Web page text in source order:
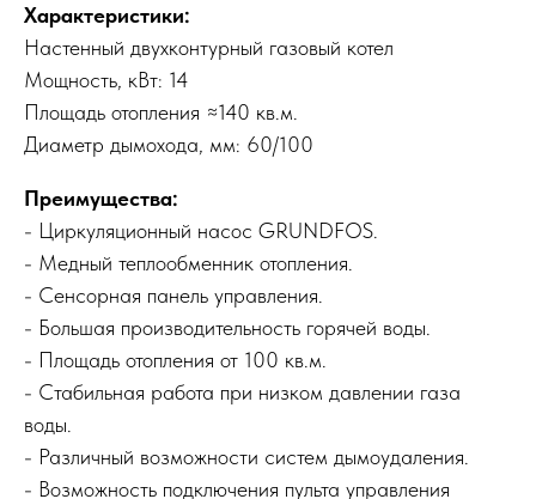
Характеристики:
Настенный двухконтурный газовый котел
Мощность, кВт: 14
Площадь отопления ≈140 кв.м.
Диаметр дымохода, мм: 60/100
Преимущества:
- Циркуляционный насос GRUNDFOS.
- Медный теплообменник отопления.
- Сенсорная панель управления.
- Большая производительность горячей воды.
- Площадь отопления от 100 кв.м.
- Стабильная работа при низком давлении газа
воды.
- Различный возможности систем дымоудаления.
- Возможность подключения пульта управления